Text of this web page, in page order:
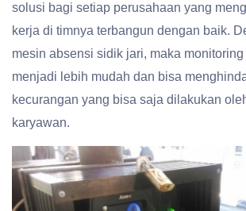
solusi bagi setiap perusahaan yang
kerja di timnya terbangun dengan baik.
mesin absensi sidik jari, maka
menjadi lebih mudah dan bisa
kecurangan yang bisa saja dilakukan
karyawan.